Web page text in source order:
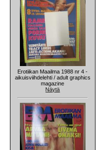
Erotiikan Maailma 1988 nr 4 -
aikuisviihdelehti / adult graphics
magazine
Näytä